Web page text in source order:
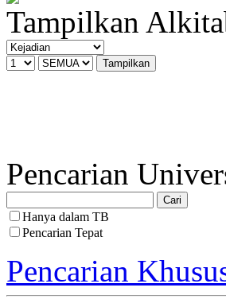
Tampilkan
Pencarian
Hanya dalam TB
Pencarian Tepat
Pencarian